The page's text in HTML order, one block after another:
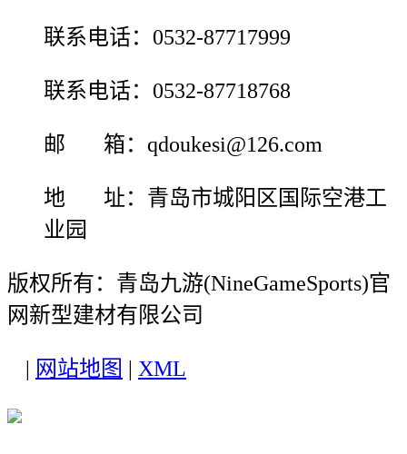
联系电话：0532-87717999
联系电话：0532-87718768
邮 箱：qdoukesi@126.com
地 址：青岛市城阳区国际空港工
业园
版权所有：青岛九游(NineGameSports)官
网新型建材有限公司
网站地图 XML